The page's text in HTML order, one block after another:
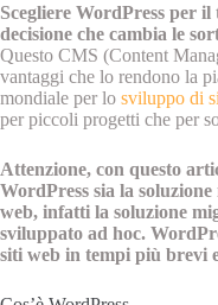
Scegliere WordPress per il
decisione che cambia le
Questo CMS (Content
vantaggi che lo rendono la
mondiale per lo sviluppo di
per piccoli progetti che per
Attenzione, con questo
WordPress sia la
web, infatti la soluzione
sviluppato ad hoc.
siti web in tempi più brevi